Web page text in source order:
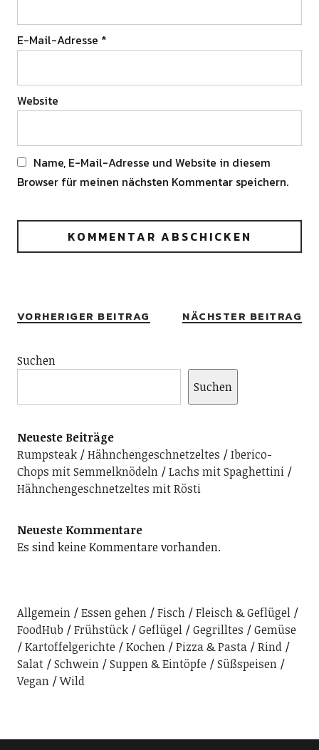
E-Mail-Adresse *
Website
Name, E-Mail-Adresse und Website in diesem
Browser für meinen nächsten Kommentar speichern.
VORHERIGER BEITRAG NÄCHSTER BEITRAG
Suchen
Suchen
Neueste Beiträge
Rumpsteak
Hähnchengeschnetzeltes
Iberico-
Chops mit Semmelknödeln
Lachs mit Spaghettini
Hähnchengeschnetzeltes mit Rösti
Neueste Kommentare
Es sind keine Kommentare vorhanden.
Allgemein Essen gehen Fisch
Fleisch & Geflügel
FoodHub
Frühstück Geflügel Gegrilltes
Gemüse
Kartoffelgerichte
Kochen Pizza & Pasta
Rind
Salat
Schwein Suppen & Eintöpfe
Süßspeisen
Vegan
Wild